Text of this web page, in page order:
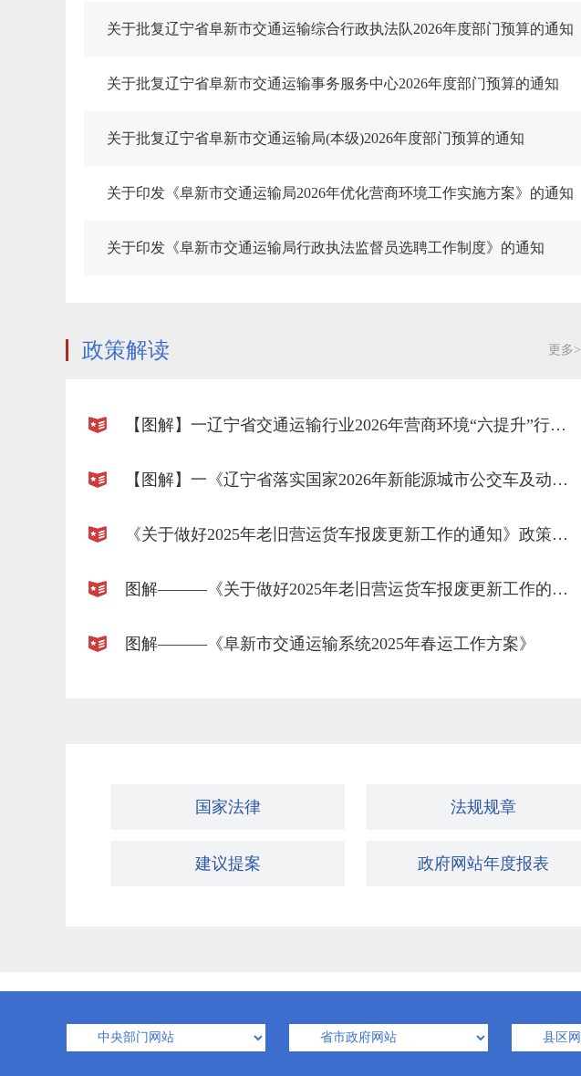
关于批复辽宁省阜新市交通运输综合行政执法队2026年度部门预算的通知
关于批复辽宁省阜新市交通运输事务服务中心2026年度部门预算的通知
关于批复辽宁省阜新市交通运输局(本级)2026年度部门预算的通知
关于印发《阜新市交通运输局2026年优化营商环境工作实施方案》的通知
关于印发《阜新市交通运输局行政执法监督员选聘工作制度》的通知
政策解读 更多>
【图解】一辽宁省交通运输行业2026年营商环境“六提升”行动工作方案政策解读
【图解】一《辽宁省落实国家2026年新能源城市公交车及动力电池更新补贴实施细则》政策解读
《关于做好2025年老旧营运货车报废更新工作的通知》政策解读
图解———《关于做好2025年老旧营运货车报废更新工作的通知》政策解读
图解———《阜新市交通运输系统2025年春运工作方案》
国家法律 法规规章
建议提案 政府网站年度报表